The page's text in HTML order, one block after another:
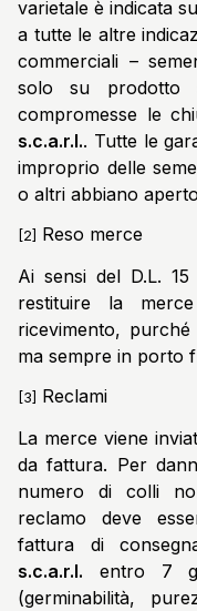
varietale è indicata
a tutte le altre
commerciali –
solo su prodotto
compromesse le
s.c.a.r.l.. Tutte le
improprio delle
o altri abbiano
[2] Reso merce
Ai sensi del D.L.
restituire la
ricevimento,
ma sempre in porto
[3] Reclami
La merce viene
da fattura. Per
numero di colli
reclamo deve
fattura di
s.c.a.r.l. entro 7
(germinabilità,